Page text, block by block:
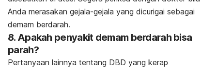
Anda merasakan gejala-gejala yang dicurigai sebagai
demam berdarah.
8. Apakah penyakit demam berdarah bisa
parah?
Pertanyaan lainnya tentang DBD yang kerap